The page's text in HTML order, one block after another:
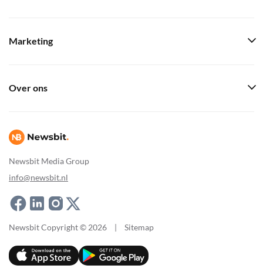
Newsbit Media Group
info@newsbit.nl
Marketing
Over ons
Newsbit Copyright © 2026 | Sitemap